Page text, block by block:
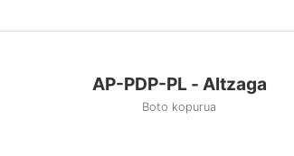
AP-PDP-PL - Altzaga
Boto kopurua